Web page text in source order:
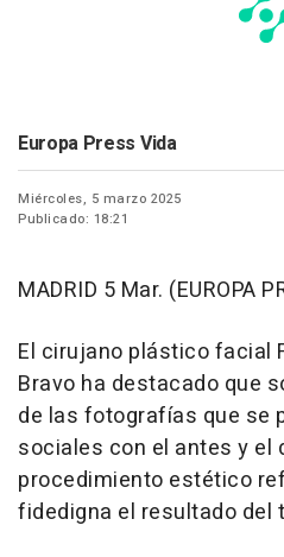
Europa Press Vida
Miércoles, 5 marzo 2025
Publicado: 18:21
MADRID 5 Mar. (EUROPA
El cirujano plástico facial
Bravo ha destacado que
de las fotografías que se
sociales con el antes y el
procedimiento estético
fidedigna el resultado del